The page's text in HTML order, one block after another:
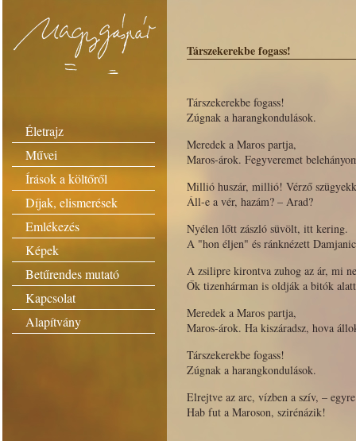
Életrajz
Művei
Írások a költőről
Díjak, elismerések
Emlékezés
Képek
Betűrendes mutató
Kapcsolat
Alapítvány
Társzekerekbe fogass!
Társzekerekbe fogass!
Zúgnak a harangkondulások.
Meredek a Maros partja,
Maros-árok. Fegyveremet
Millió huszár, millió! Vérző
Áll-e a vér, hazám? – Arad?
Nyélen lőtt zászló süvölt, itt kering.
A "hon éljen" és ránknézett
A zsilipre kirontva zuhog az ár, mi
Ők tizenhárman is oldják a bitók
Meredek a Maros partja,
Maros-árok. Ha kiszáradsz, hova
Társzekerekbe fogass!
Zúgnak a harangkondulások.
Elrejtve az arc, vízben a szív, –
Hab fut a Maroson, szirénázik!